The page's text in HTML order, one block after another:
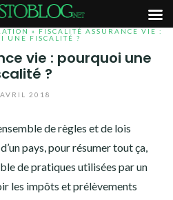
» FISCALITÉ ASSURANCE VIE :
UNE FISCALITÉ ?
vie : pourquoi une
?
2018
de règles et de lois
pays, pour résumer tout ça,
de pratiques utilisées par un
les impôts et prélèvements